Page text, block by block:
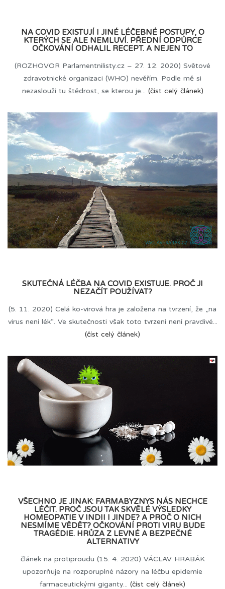
NA COVID EXISTUJÍ I JINÉ LÉČEBNÉ POSTUPY, O
KTERÝCH SE ALE NEMLUVÍ. PŘEDNÍ ODPŮRCE
OČKOVÁNÍ ODHALIL RECEPT. A NEJEN TO
(ROZHOVOR Parlamentnilisty.cz – 27. 12. 2020) Světové
zdravotnické organizaci (WHO) nevěřím. Podle mě si
nezaslouží tu štědrost, se kterou je... (číst celý článek)
SKUTEČNÁ LÉČBA NA COVID EXISTUJE. PROČ JI
NEZAČÍT POUŽÍVAT?
(5. 11. 2020) Celá ko-virová hra je založena na tvrzení, že „na
virus není lék“. Ve skutečnosti však toto tvrzení není pravdivé...
(číst celý článek)
VŠECHNO JE JINAK: FARMABYZNYS NÁS NECHCE
LÉČIT. PROČ JSOU TAK SKVĚLÉ VÝSLEDKY
HOMEOPATIE V INDII I JINDE? A PROČ O NICH
NESMÍME VĚDĚT? OČKOVÁNÍ PROTI VIRU BUDE
TRAGÉDIE. HRŮZA Z LEVNÉ A BEZPEČNÉ
ALTERNATIVY
článek na protiproudu (15. 4. 2020) VÁCLAV HRABÁK
upozorňuje na rozporuplné názory na léčbu epidemie
farmaceutickými giganty... (číst celý článek)